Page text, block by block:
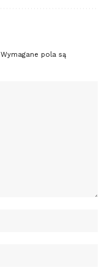
Wymagane pola są